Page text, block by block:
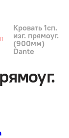
Кровать 1сп.
изг. прямоуг.
(900мм)
Dante